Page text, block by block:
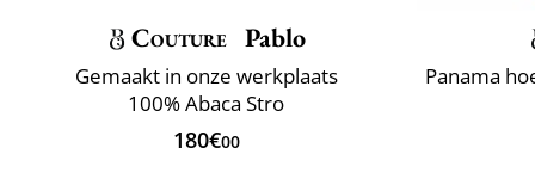
Couture Pablo
Gemaakt in onze werkplaats
100% Abaca Stro
180€00